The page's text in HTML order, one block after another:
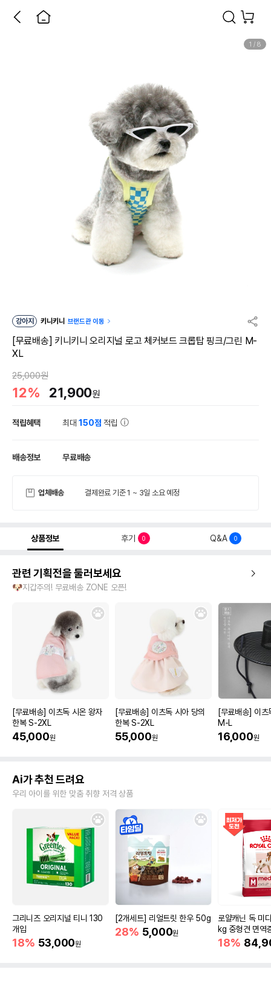
1 / 8
강아지 키니키니 브랜드관 이동
[무료배송] 키니키니 오리지널 로고 체커보드 크롭탑 핑크/그린 M-
XL
25,000원
12% 21,900원
적립혜택 최대150점 적립
배송정보 무료배송
업체배송 결제완료 기준 1 ~ 3일 소요 예정
상품정보 후기 0 Q&A 0
관련 기획전을 둘러보세요
🐶지갑주의! 무료배송 ZONE 오픈!
[무료배송] 이츠독 시온 왕자
한복 S-2XL
45,000원
[무료배송] 이츠독 시아 당의
한복 S-2XL
55,000원
[무료배송] 이츠
M-L
16,000원
Ai가 추천 드려요
우리 아이를 위한 맞춤 취향 저격 상품
그리니즈 오리지널 티니 130
개입
18% 53,000원
[2개세트] 리얼트릿 한우 50g
28% 5,000원
로얄캐닌 독 미
kg 중형견 면역
18%